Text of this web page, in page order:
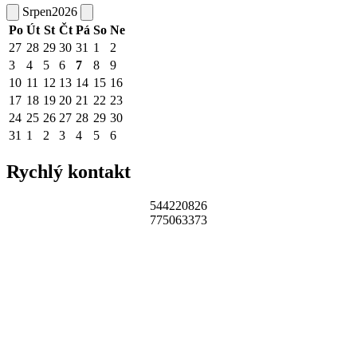
Srpen2026
Po Út St Čt Pá So Ne
27 28 29 30 31 1
2
3
4 5 6 7 8
9
10 11 12 13 14 15 16
17 18 19 20 21 22 23
24 25 26 27 28 29 30
31 1 2 3 4 5 6
Rychlý kontakt
544220826
775063373